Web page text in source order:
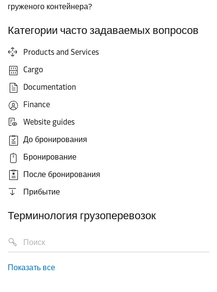
груженого контейнера?
Категории часто задаваемых вопросов
Products and Services
Cargo
Documentation
Finance
Website guides
До бронирования
Бронирование
После бронирования
Прибытие
Терминология грузоперевозок
Показать все